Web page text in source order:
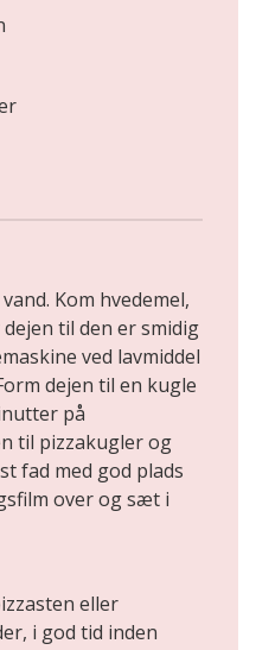
Kom hvedemel,
til den er smidig
ved lavmiddel
dejen til en kugle
på
til pizzakugler og
fad med god plads
over og sæt i
eller
i god tid inden